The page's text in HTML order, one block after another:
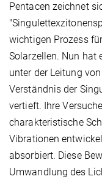
Pentacen zeichnet
wichtigen Prozess
Solarzellen. Nun hat
unter der Leitung
Verständnis der
vertieft. Ihre
charakteristische
Vibrationen
absorbiert. Diese
Umwandlung des